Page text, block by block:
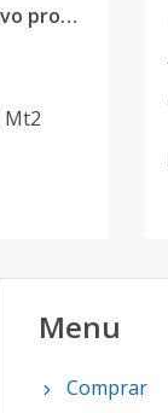
Villa en venta en exclusivo proyecto de Bávaro, Punta Cana
Mt2
Menu
Comprar